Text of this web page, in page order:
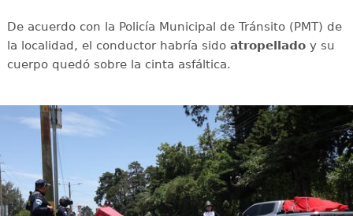
De acuerdo con la Policía Municipal de Tránsito (PMT) de
la localidad, el conductor habría sido atropelladoy su
cuerpo quedó sobre la cinta asfáltica.